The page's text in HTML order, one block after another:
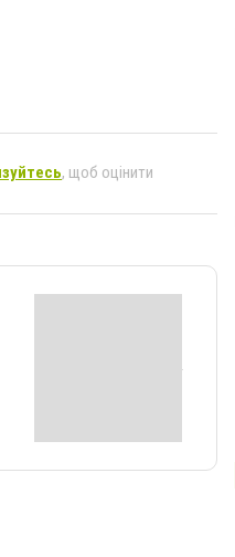
, щоб оцінити